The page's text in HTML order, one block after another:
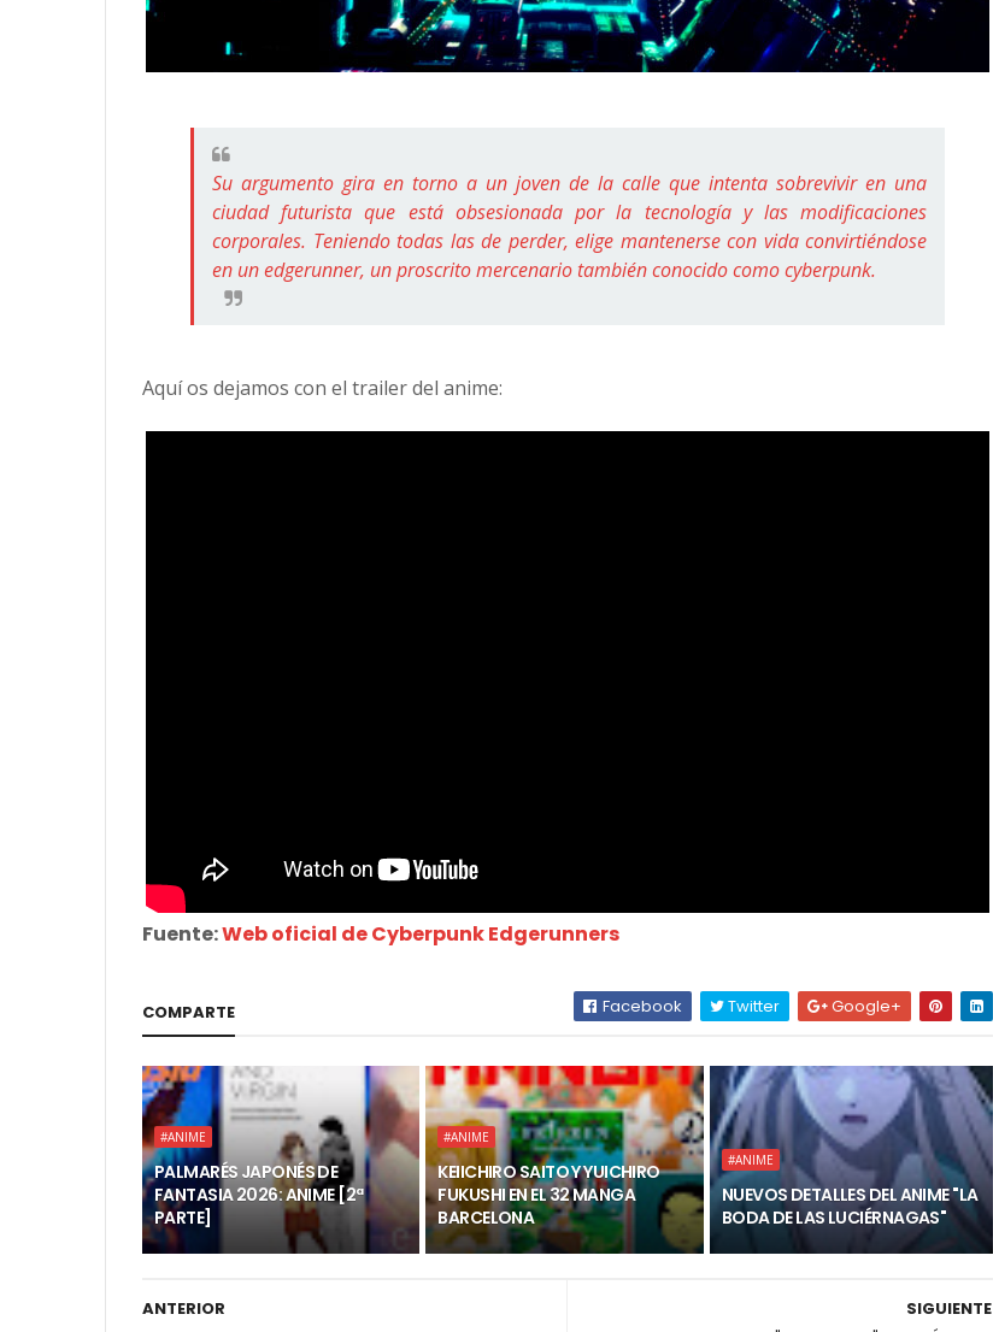
Su argumento gira en torno a un joven de la calle que intenta sobrevivir en una
ciudad futurista que está obsesionada por la tecnología y las modificaciones
corporales. Teniendo todas las de perder, elige mantenerse con vida convirtiéndose
en un edgerunner, un proscrito mercenario también conocido como cyberpunk.
Aquí os dejamos con el trailer del anime:
Fuente:Web oficial de Cyberpunk Edgerunners
COMPARTE Facebook Twitter Google+
#ANIME
PALMARÉS JAPONÉS DE
FANTASIA 2026: ANIME [2ª
PARTE]
#ANIME
KEIICHIRO SAITO Y YUICHIRO
FUKUSHI EN EL 32 MANGA
BARCELONA
#ANIME
NUEVOS DETALLES DEL ANIME "LA
BODA DE LAS LUCIÉRNAGAS"
SIGUIENTE
ANTERIOR